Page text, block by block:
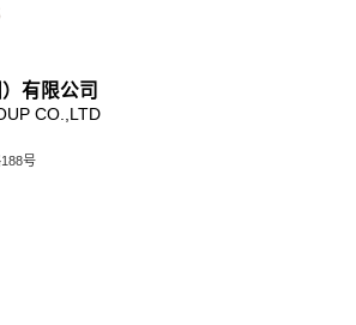
有限公司
CO.,LTD
号